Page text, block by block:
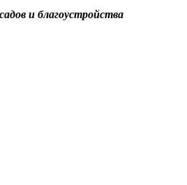
и благоустройства